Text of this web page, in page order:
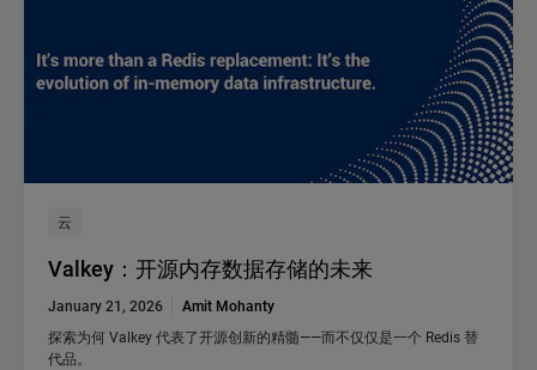
云
Valkey：开源内存数据存储的未来
January 21, 2026
Amit Mohanty
探索为何 Valkey 代表了开源创新的精髓——而不仅仅是一个 Redis 替
代品。